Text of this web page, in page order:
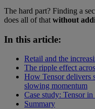
The hard part? Finding a
does all of that without
In this article:
Retail and the
The ripple effect
How Tensor delivers
slowing momentum
Case study: Tensor in
Summary